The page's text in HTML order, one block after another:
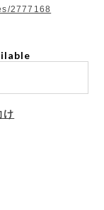
2777168
け